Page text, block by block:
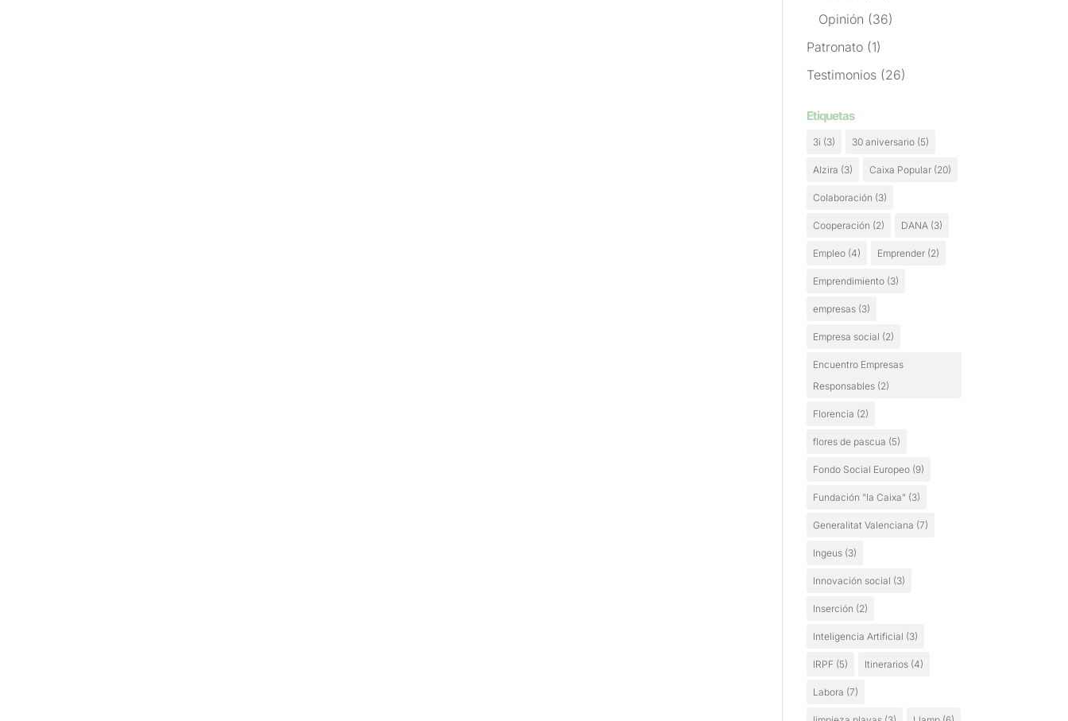
Opinión (36)
Patronato (1)
Testimonios (26)
Etiquetas
3i (3) 30 aniversario (5)
Alzira (3) Caixa Popular (20)
Colaboración (3)
Cooperación (2) DANA (3)
Empleo (4) Emprender (2)
Emprendimiento (3)
empresas (3)
Empresa social (2)
Encuentro Empresas
Responsables (2)
Florencia (2)
flores de pascua (5)
Fondo Social Europeo (9)
Fundación "la Caixa" (3)
Generalitat Valenciana (7)
Ingeus (3)
Innovación social (3)
Inserción (2)
Inteligencia Artificial (3)
IRPF (5) Itinerarios (4)
Labora (7)